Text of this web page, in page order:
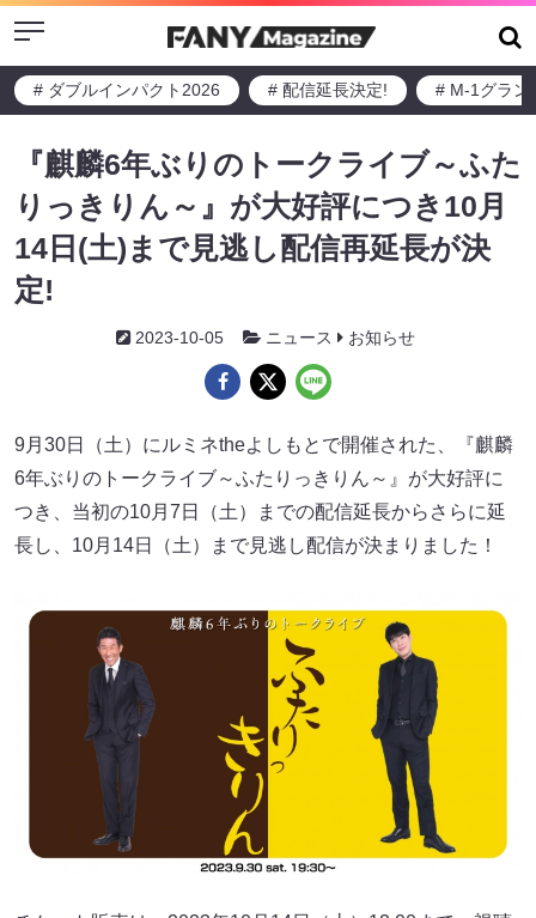
Menu
# ダブルインパクト2026 # 配信延長決定! # M-1グラン
『麒麟6年ぶりのトークライブ～ふた
りっきりん～』が大好評につき10月
14日(土)まで見逃し配信再延長が決
定!
2023-10-05 ニュース お知らせ
9月30日（土）にルミネtheよしもとで開催された、『麒麟
6年ぶりのトークライブ～ふたりっきりん～』が大好評に
つき、当初の10月7日（土）までの配信延長からさらに延
長し、10月14日（土）まで見逃し配信が決まりました！